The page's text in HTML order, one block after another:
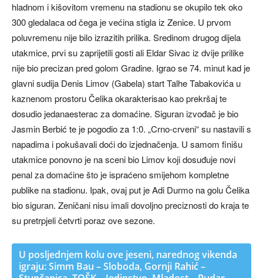
hladnom i kišovitom vremenu na stadionu se okupilo tek oko
300 gledalaca od čega je većina stigla iz Zenice. U prvom
poluvremenu nije bilo izrazitih prilika. Sredinom drugog dijela
utakmice, prvi su zaprijetili gosti ali Eldar Sivac iz dvije prilike
nije bio precizan pred golom Gradine. Igrao se 74. minut kad je
glavni sudija Denis Limov (Gabela) start Talhe Tabakovića u
kaznenom prostoru Čelika okarakterisao kao prekršaj te
dosudio jedanaesterac za domaćine. Siguran izvođač je bio
Jasmin Berbić te je pogodio za 1:0. „Crno-crveni“ su nastavili s
napadima i pokušavali doći do izjednačenja. U samom finišu
utakmice ponovno je na sceni bio Limov koji dosuđuje novi
penal za domaćine što je ispraćeno smijehom kompletne
publike na stadionu. Ipak, ovaj put je Adi Durmo na golu Čelika
bio siguran. Zeničani nisu imali dovoljno preciznosti do kraja te
su pretrpjeli četvrti poraz ove sezone.
U posljednjem kolu ove jeseni, narednog vikenda
igraju: Simm Bau – Sloboda, Gornji Rahić –